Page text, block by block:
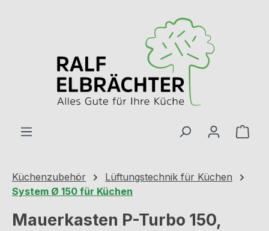
Küchenzubehör
Lüftungstechnik für Küchen
System Ø 150 für Küchen
Mauerkasten P-Turbo 150,